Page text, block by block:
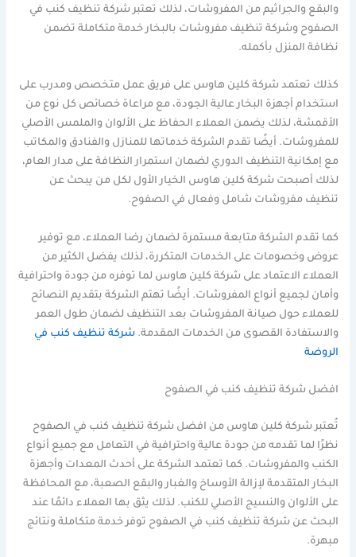
والبقع والجراثيم من المفروشات، لذلك تعتبر شركة تنظيف كنب في
الصفوح وشركة تنظيف مفروشات بالبخار خدمة متكاملة تضمن
نظافة المنزل بأكمله.
كذلك تعتمد شركة كلين هاوس على فريق عمل متخصص ومدرب على
استخدام أجهزة البخار عالية الجودة، مع مراعاة خصائص كل نوع من
الأقمشة، لذلك يضمن العملاء الحفاظ على الألوان والملمس الأصلي
للمفروشات. أيضًا تقدم الشركة خدماتها للمنازل والفنادق والمكاتب
مع إمكانية التنظيف الدوري لضمان استمرار النظافة على مدار العام،
لذلك أصبحت شركة كلين هاوس الخيار الأول لكل من يبحث عن
تنظيف مفروشات شامل وفعال في الصفوح.
كما تقدم الشركة متابعة مستمرة لضمان رضا العملاء، مع توفير
عروض وخصومات على الخدمات المتكررة، لذلك يفضل الكثير من
العملاء الاعتماد على شركة كلين هاوس لما توفره من جودة واحترافية
وأمان لجميع أنواع المفروشات. أيضًا تهتم الشركة بتقديم النصائح
للعملاء حول صيانة المفروشات بعد التنظيف لضمان طول العمر
والاستفادة القصوى من الخدمات المقدمة.شركة تنظيف كنب في
الروضة
افضل شركة تنظيف كنب في الصفوح
تُعتبر شركة كلين هاوس من افضل شركة تنظيف كنب في الصفوح
نظرًا لما تقدمه من جودة عالية واحترافية في التعامل مع جميع أنواع
الكنب والمفروشات. كما تعتمد الشركة على أحدث المعدات وأجهزة
البخار المتقدمة لإزالة الأوساخ والغبار والبقع الصعبة، مع المحافظة
على الألوان والنسيج الأصلي للكنب. لذلك يثق بها العملاء دائمًا عند
البحث عن شركة تنظيف كنب في الصفوح توفر خدمة متكاملة ونتائج
مبهرة.